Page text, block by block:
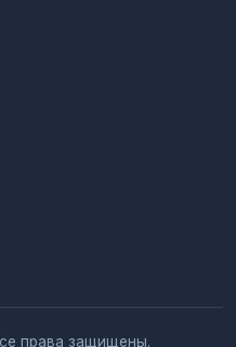
права защищены.